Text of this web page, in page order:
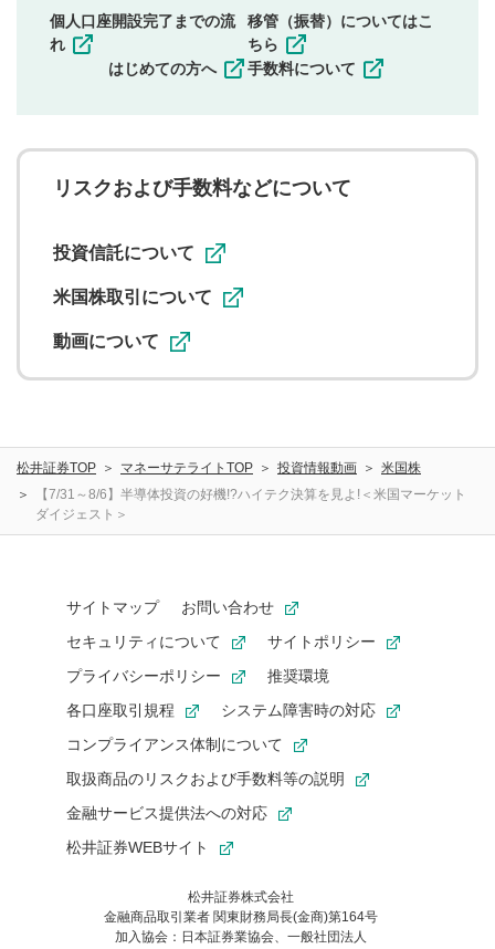
その他当社が不適切と判断した投稿
一度投稿した評価およびコメントの変更・削除はできま
に関する著作者人格権を行使しないことに同意します。利
用者が投稿したコメントは、当社サービスの広告・宣伝、
ることがあります。
個人口座開設完了までの流
れ
はじめての方へ
移管（振替）についてはこ
ちら
手数料について
リスクおよび手数料などについて
投資信託について
米国株取引について
動画について
松井証券TOP マネーサテライトTOP 投資情報動画
米国株
【7/31～8/6】半導体投資の好機!?ハイテク決算を見よ!＜米国マーケット
ダイジェスト＞
サイトマップ
お問い合わせ
セキュリティについて
サイトポリシー
プライバシーポリシー
推奨環境
各口座取引規程
システム障害時の対応
コンプライアンス体制について
取扱商品のリスクおよび手数料等の説明
金融サービス提供法への対応
松井証券WEBサイト
松井証券株式会社
金融商品取引業者 関東財務局長(金商)第164号
加入協会：日本証券業協会、一般社団法人
お気に入り機能は松井証券の会員限定の機能です。
お気に入り登録いただくと、後からいつでもお気に入りのコンテ